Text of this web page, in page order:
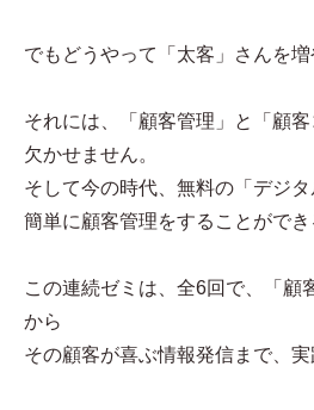
でもどうやって「太客」さんを増
それには、「顧客管理」と「顧
欠かせません。
そして今の時代、無料の「デジ
簡単に顧客管理をすることができ
この連続ゼミは、全6回で、「顧
から
その顧客が喜ぶ情報発信まで、実